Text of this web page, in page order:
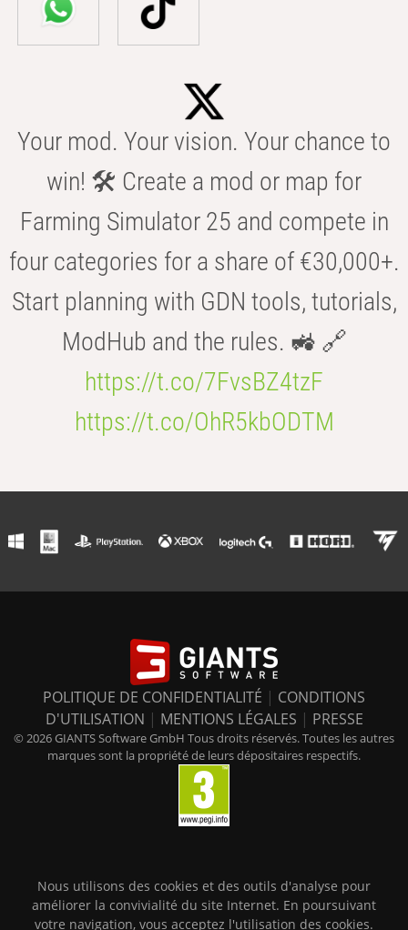
Your mod. Your vision. Your chance to
win! 🛠️ Create a mod or map for
Farming Simulator 25 and compete in
four categories for a share of €30,000+.
Start planning with GDN tools, tutorials,
ModHub and the rules. 🚜 🔗
https://t.co/7FvsBZ4tzF
https://t.co/OhR5kbODTM
POLITIQUE DE CONFIDENTIALITÉ | CONDITIONS
D'UTILISATION | MENTIONS LÉGALES | PRESSE
© 2026 GIANTS Software GmbH Tous droits réservés. Toutes les autres
marques sont la propriété de leurs dépositaires respectifs.
Nous utilisons des cookies et des outils d'analyse pour
améliorer la convivialité du site Internet. En poursuivant
votre navigation, vous acceptez l'utilisation des cookies.